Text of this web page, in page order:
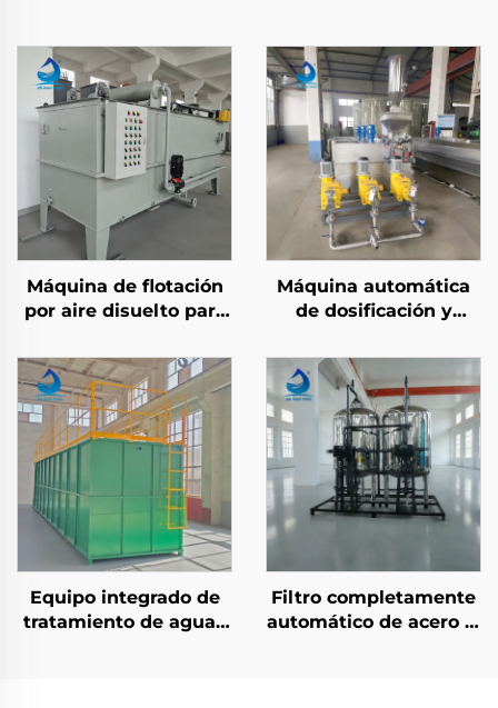
Máquina de flotación
por aire disuelto para
residuales con
procesamiento
mecánico para
eliminación de
DQO/SS en plantas de
tratamiento de aguas
residuales DAF
Máquina automática
de dosificación y
químicos PAM/PAC en
acero inoxidable para
tratamiento de aguas
residuales industriales
Equipo integrado de
tratamiento de aguas
Filtro completamente
automático de acero al